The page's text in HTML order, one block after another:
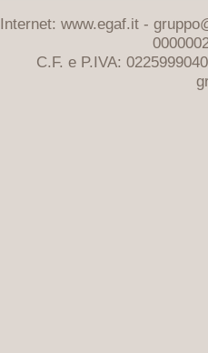
Internet: www.egaf.it -
C.F. e P.IVA: